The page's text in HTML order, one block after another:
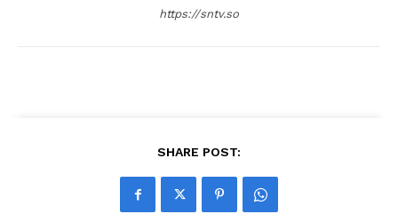
https://sntv.so
SHARE POST: